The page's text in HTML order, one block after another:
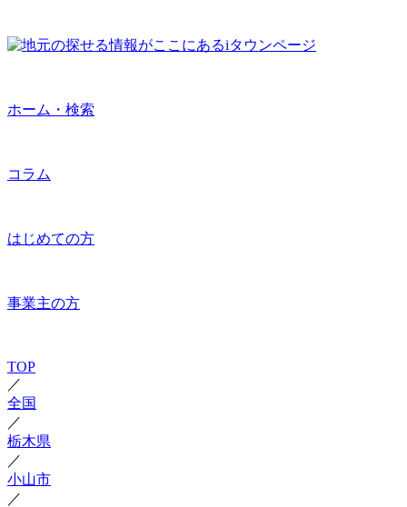
ホーム・検索
コラム
はじめての方
事業主の方
TOP
／
全国
／
栃木県
／
小山市
／